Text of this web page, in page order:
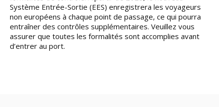
Système Entrée-Sortie (EES) enregistrera les voyageurs
non européens à chaque point de passage, ce qui pourra
entraîner des contrôles supplémentaires. Veuillez vous
assurer que toutes les formalités sont accomplies avant
d’entrer au port.